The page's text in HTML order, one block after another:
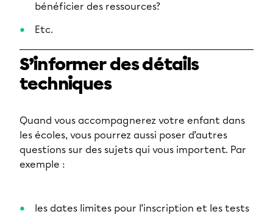
bénéficier des ressources?
Etc.
S’informer des détails
techniques
Quand vous accompagnerez votre enfant dans
les écoles, vous pourrez aussi poser d’autres
questions sur des sujets qui vous importent. Par
exemple :
les dates limites pour l’inscription et les tests